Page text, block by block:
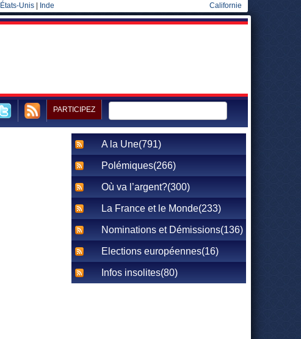
États-Unis Inde Californie
PARTICIPEZ
A la Une(791)
Polémiques(266)
Où va l’argent?(300)
La France et le Monde(233)
Nominations et Démissions(136)
Elections européennes(16)
Infos insolites(80)